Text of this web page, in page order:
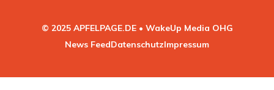
© 2025 APFELPAGE.DE • WakeUp Media OHG
News FeedDatenschutzImpressum